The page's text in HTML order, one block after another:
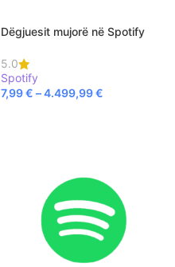
Dëgjuesit mujorë në Spotify
5.0
Spotify
7,99€ –4.499,99€